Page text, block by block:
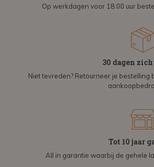
Op werkdagen voor 18:00 uur
30 dagen
Niet tevreden? Retourneer je
Tot 10 jaar
All in garantie waarbij de gehele